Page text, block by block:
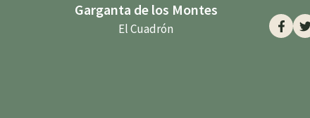
Garganta de los Montes
El Cuadrón